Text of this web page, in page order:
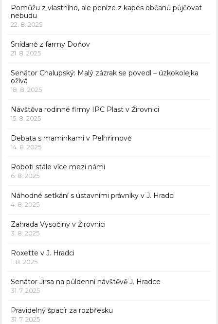
Pomůžu z vlastního, ale peníze z kapes občanů půjčovat
nebudu
22. 8. 2025
Snídaně z farmy Doňov
21. 8. 2025
Senátor Chalupský: Malý zázrak se povedl – úzkokolejka
ožívá
18. 8. 2025
Návštěva rodinné firmy IPC Plast v Žirovnici
15. 8. 2025
Debata s maminkami v Pelhřimově
14. 8. 2025
Roboti stále více mezi námi
6. 8. 2025
Náhodné setkání s ústavními právníky v J. Hradci
4. 8. 2025
Zahrada Vysočiny v Žirovnici
3. 8. 2025
Roxette v J. Hradci
1. 8. 2025
Senátor Jirsa na půldenní návštěvě J. Hradce
31. 7. 2025
Pravidelný špacír za rozbřesku
31. 7. 2025